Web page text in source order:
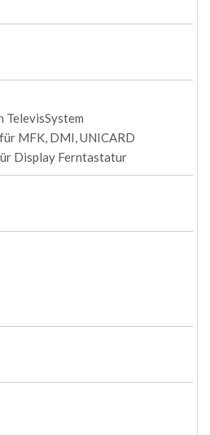
TelevisSystem
MFK, DMI, UNICARD
Display Ferntastatur